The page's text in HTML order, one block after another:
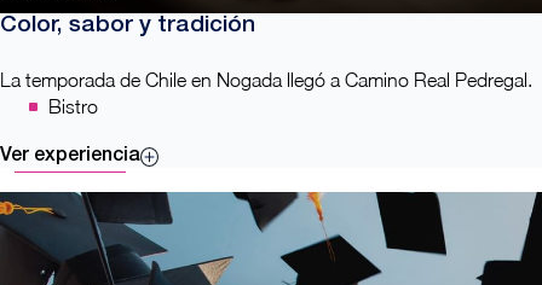
Color, sabor y tradición
La temporada de Chile en Nogada llegó a Camino Real Pedregal.
Bistro
Ver experiencia